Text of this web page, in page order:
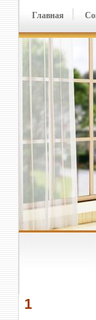
Главная
1